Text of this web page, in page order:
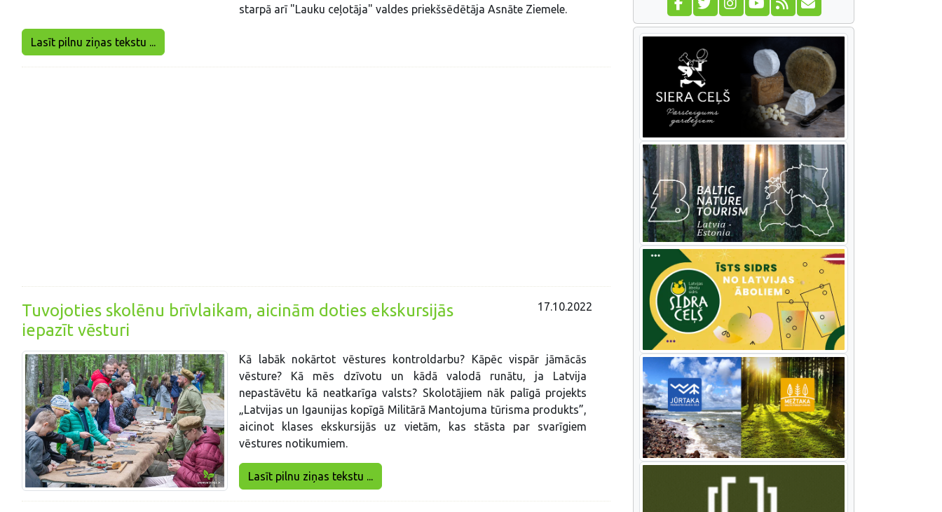
starpā arī "Lauku ceļotāja" valdes priekšsēdētāja Asnāte Ziemele.
Lasīt pilnu ziņas tekstu ...
Tuvojoties skolēnu brīvlaikam, aicinām doties ekskursijās
iepazīt vēsturi
17.10.2022
Kā labāk nokārtot vēstures kontroldarbu? Kāpēc vispār jāmācās
vēsture? Kā mēs dzīvotu un kādā valodā runātu, ja Latvija
nepastāvētu kā neatkarīga valsts? Skolotājiem nāk palīgā projekts
„Latvijas un Igaunijas kopīgā Militārā Mantojuma tūrisma produkts”,
aicinot klases ekskursijās uz vietām, kas stāsta par svarīgiem
vēstures notikumiem.
Lasīt pilnu ziņas tekstu ...